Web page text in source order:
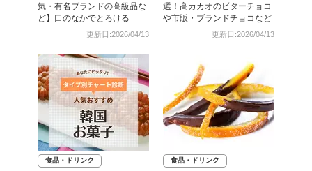
気・有名ブランドの高級品な
ど】口のなかでとろける
更新日:2026/04/13
選！高カカオのビターチョコ
や市販・ブランドチョコなど
更新日:2026/04/13
食品・ドリンク 食品・ドリンク